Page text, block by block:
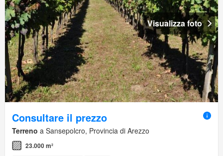
Visualizza foto
Consultare il prezzo
Terreno a Sansepolcro, Provincia di Arezzo
23.000 m²